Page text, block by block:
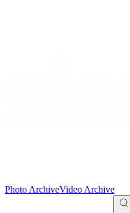
Photo ArchiveVideo Archive